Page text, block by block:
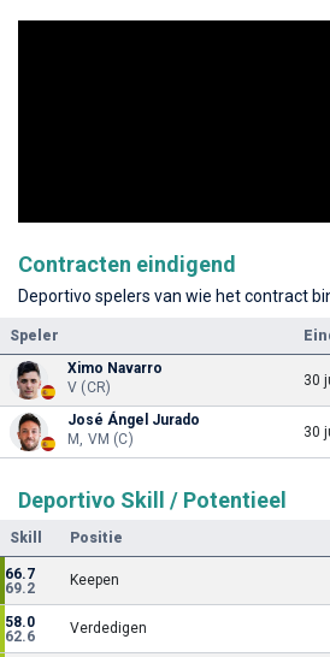
Contracten eindigend
Deportivo spelers van wie het contract
Speler
Ximo Navarro
V (CR)
30
José Ángel Jurado
M, VM (C)
30
Deportivo Skill / Potentieel
Skill Positie
66.7
69.2
Keepen
58.0
62.6
Verdedigen